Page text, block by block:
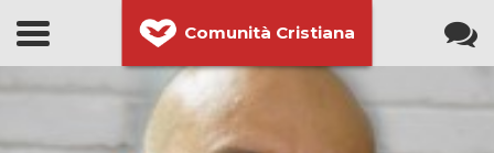
Comunità Cristiana